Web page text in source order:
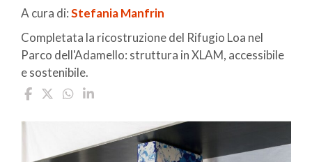
A cura di:Stefania Manfrin
Completata la ricostruzione del Rifugio Loa nel
Parco dell'Adamello: struttura in XLAM, accessibile
e sostenibile.